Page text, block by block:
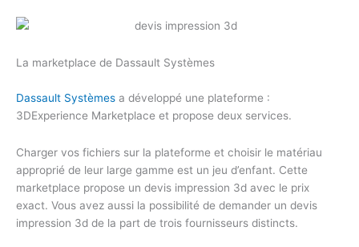
La marketplace de Dassault Systèmes
Dassault Systèmes a développé une plateforme :
3DExperience Marketplace et propose deux services.
Charger vos fichiers sur la plateforme et choisir le matériau
approprié de leur large gamme est un jeu d’enfant. Cette
marketplace propose un devis impression 3d avec le prix
exact. Vous avez aussi la possibilité de demander un devis
impression 3d de la part de trois fournisseurs distincts.